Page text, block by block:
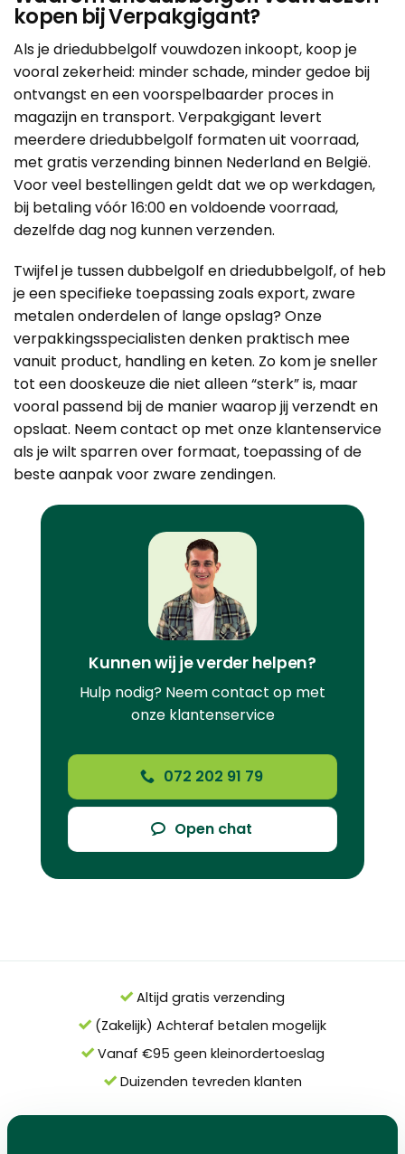
kopen bij Verpakgigant?
Als je driedubbelgolf vouwdozen inkoopt, koop je
vooral zekerheid: minder schade, minder gedoe bij
ontvangst en een voorspelbaarder proces in
magazijn en transport. Verpakgigant levert
meerdere driedubbelgolf formaten uit voorraad,
met gratis verzending binnen Nederland en België.
Voor veel bestellingen geldt dat we op werkdagen,
bij betaling vóór 16:00 en voldoende voorraad,
dezelfde dag nog kunnen verzenden.
Twijfel je tussen dubbelgolf en driedubbelgolf, of heb
je een specifieke toepassing zoals export, zware
metalen onderdelen of lange opslag? Onze
verpakkingsspecialisten denken praktisch mee
vanuit product, handling en keten. Zo kom je sneller
tot een dooskeuze die niet alleen “sterk” is, maar
vooral passend bij de manier waarop jij verzendt en
opslaat. Neem contact op met onze klantenservice
als je wilt sparren over formaat, toepassing of de
beste aanpak voor zware zendingen.
Kunnen wij je verder helpen?
Hulp nodig? Neem contact op met
onze klantenservice
072 202 91 79
Open chat
Altijd gratis verzending
(Zakelijk) Achteraf betalen mogelijk
Vanaf €95 geen kleinordertoeslag
Duizenden tevreden klanten